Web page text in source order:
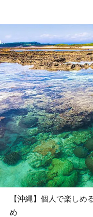
【沖縄】個人で楽しめ
め